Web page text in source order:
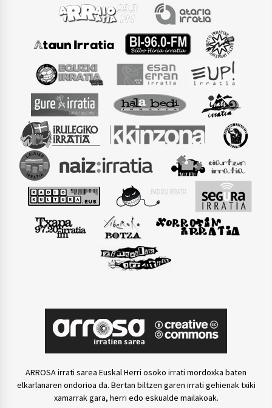
ARROSA irrati sarea Euskal Herri osoko irrati mordoxka baten
elkarlanaren ondorioa da. Bertan biltzen garen irrati gehienak txiki
xamarrak gara, herri edo eskualde mailakoak.